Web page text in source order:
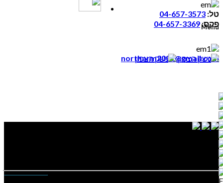
Menu
טל: 04-657-3573
פקס:04-657-3369
northarm2002@gmail.com